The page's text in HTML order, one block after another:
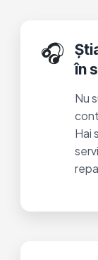
🎧
în
Nu
Hai